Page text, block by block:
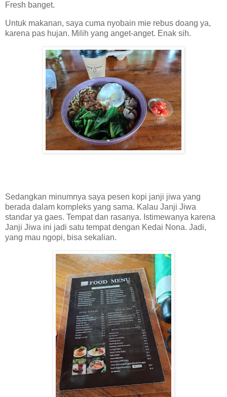
Fresh banget.
Untuk makanan, saya cuma nyobain mie rebus doang ya,
karena pas hujan. Milih yang anget-anget. Enak sih.
Sedangkan minumnya saya pesen kopi janji jiwa yang
berada dalam kompleks yang sama. Kalau Janji Jiwa
standar ya gaes. Tempat dan rasanya. Istimewanya karena
Janji Jiwa ini jadi satu tempat dengan Kedai Nona. Jadi,
yang mau ngopi, bisa sekalian.